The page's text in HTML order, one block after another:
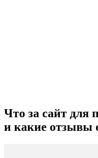
Что за сайт для
и какие отзывы